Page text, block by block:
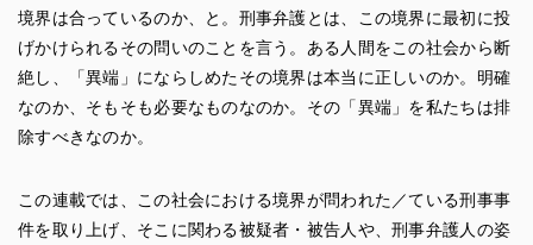
境界は合っているのか、と。刑事弁護とは、この境界に最初に投
げかけられるその問いのことを言う。ある人間をこの社会から断
絶し、「異端」にならしめたその境界は本当に正しいのか。明確
なのか、そもそも必要なものなのか。その「異端」を私たちは排
除すべきなのか。
この連載では、この社会における境界が問われた／ている刑事事
件を取り上げ、そこに関わる被疑者・被告人や、刑事弁護人の姿